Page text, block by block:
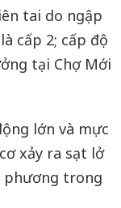
tai do ngập
cấp 2; cấp độ
tại Chợ Mới
lớn và mực
xảy ra sạt lở
phương trong